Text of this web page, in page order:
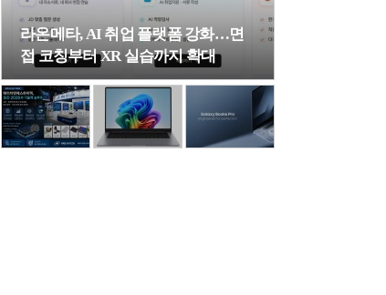
라온메타, AI 취업 플랫폼 강화…면
접 코칭부터 XR 실습까지 확대